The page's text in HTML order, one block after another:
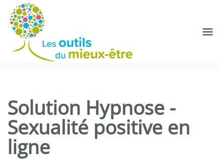
Accéder au contenu principal
Solution Hypnose -
Sexualité positive en
ligne